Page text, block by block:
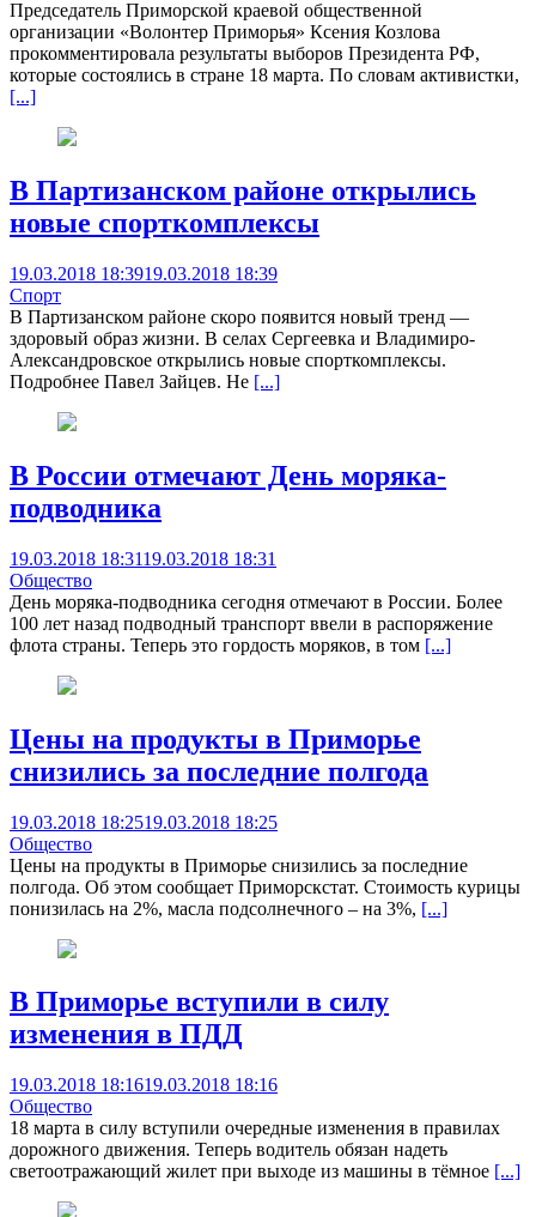
Председатель Приморской краевой общественной
организации «Волонтер Приморья» Ксения Козлова
прокомментировала результаты выборов Президента РФ,
которые состоялись в стране 18 марта. По словам активистки,
[...]
В Партизанском районе открылись
новые спорткомплексы
19.03.2018 18:3919.03.2018 18:39
Спорт
В Партизанском районе скоро появится новый тренд —
здоровый образ жизни. В селах Сергеевка и Владимиро-
Александровское открылись новые спорткомплексы.
Подробнее Павел Зайцев. Не [...]
В России отмечают День моряка-
подводника
19.03.2018 18:3119.03.2018 18:31
Общество
День моряка-подводника сегодня отмечают в России. Более
100 лет назад подводный транспорт ввели в распоряжение
флота страны. Теперь это гордость моряков, в том [...]
Цены на продукты в Приморье
снизились за последние полгода
19.03.2018 18:2519.03.2018 18:25
Общество
Цены на продукты в Приморье снизились за последние
полгода. Об этом сообщает Приморскстат. Стоимость курицы
понизилась на 2%, масла подсолнечного – на 3%, [...]
В Приморье вступили в силу
изменения в ПДД
19.03.2018 18:1619.03.2018 18:16
Общество
18 марта в силу вступили очередные изменения в правилах
дорожного движения. Теперь водитель обязан надеть
светоотражающий жилет при выходе из машины в тёмное [...]